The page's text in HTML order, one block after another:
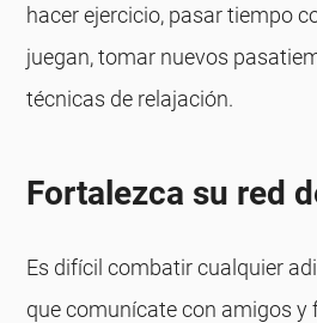
hacer ejercicio, pasar tiempo
juegan, tomar nuevos
técnicas de relajación.
Fortalezca su red
Es difícil combatir cualquier
que comunícate con amigos y